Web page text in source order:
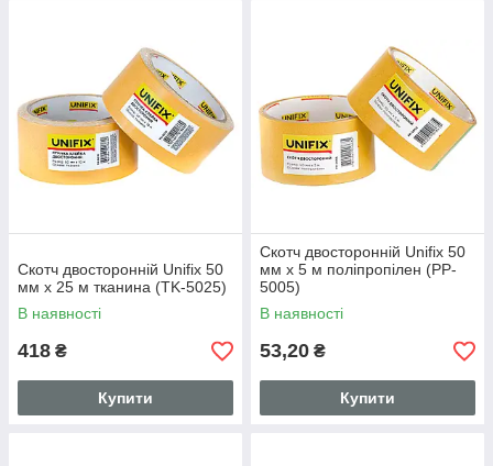
Скотч двосторонній Unifix 50
мм x 25 м тканина (TK-5025)
В наявності
418 ₴
Купити
Скотч двосторонній Unifix 50
мм x 5 м поліпропілен (PP-
5005)
В наявності
53,20 ₴
Купити